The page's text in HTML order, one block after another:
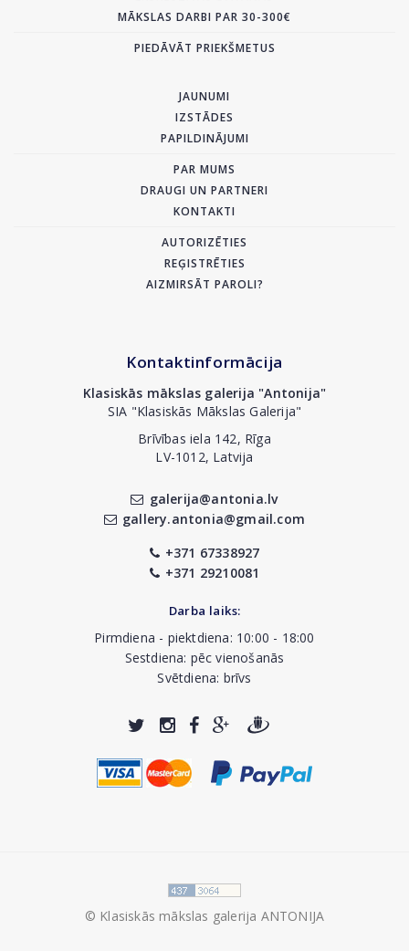
MĀKSLAS DARBI PAR 30-300€
PIEDĀVĀT PRIEKŠMETUS
JAUNUMI
IZSTĀDES
PAPILDINĀJUMI
PAR MUMS
DRAUGI UN PARTNERI
KONTAKTI
AUTORIZĒTIES
REĢISTRĒTIES
AIZMIRSĀT PAROLI?
Kontaktinformācija
Klasiskās mākslas galerija "Antonija"
SIA "Klasiskās Mākslas Galerija"
Brīvības iela 142, Rīga
LV-1012, Latvija
galerija@antonia.lv
gallery.antonia@gmail.com
+371 67338927
+371 29210081
Darba laiks:
Pirmdiena - piektdiena: 10:00 - 18:00
Sestdiena: pēc vienošanās
Svētdiena: brīvs
© Klasiskās mākslas galerija ANTONIJA